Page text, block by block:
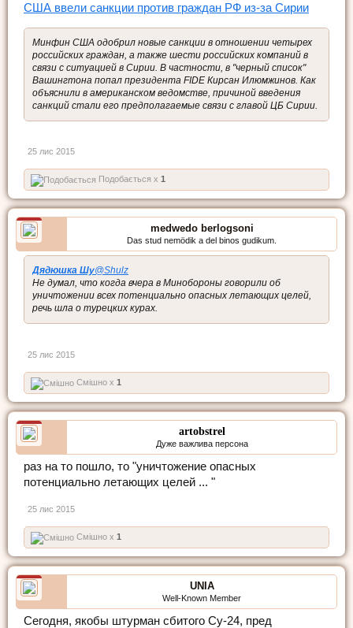
США ввели санкции против граждан РФ из-за Сирии
Минфин США одобрил новые санкции в отношении четырех
российских граждан, а также шести российских компаний в
связи с ситуацией в Сирии. В частности, в "черный список"
Вашингтона попал президента FIDE Кирсан Илюмжинов. Как
объяснили в американском ведомстве, причиной введения
санкций стали его предполагаемые связи с главой ЦБ Сирии.
25 лис 2015
Подобається x 1
medwedo berlogsoni
Das stud nemödik a del binos gudikum.
Дядюшка Шу‏@Shulz
Не думал, что когда вчера в Минобороны говорили об
уничтожении всех потенциально опасных летающих целей,
речь шла о турецких курах.
25 лис 2015
Смішно x 1
artobstrel
Дуже важлива персона
раз на то пошло, то "уничтожение опасных
потенциально летающих целей ... "
25 лис 2015
Смішно x 1
UNIA
Well-Known Member
Cегодня, якобы штурман сбитого Су-24, пред